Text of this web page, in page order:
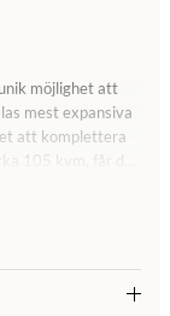
möjlighet att
mest expansiva
att komplettera
105 kvm, får du
miljö och